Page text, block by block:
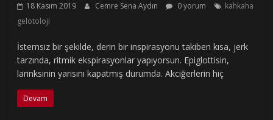
18 Kasım 2019 Cemre Sena Aydın 0 yorum
kahkaha
gelotoloji
İstemsiz bir şekilde, derin bir inspirasyonu takiben kısa, jerk
tarzında, ritmik ekspirasyonlar yapıyorsun. Epiglottisin,
larinksinin yarısını kapatmış durumda. Akciğerlerin hiç
Devam